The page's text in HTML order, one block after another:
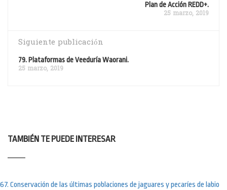
Plan de Acción REDD+.
25 marzo, 2019
Siguiente publicación
79. Plataformas de Veeduría Waorani.
25 marzo, 2019
TAMBIÉN TE PUEDE INTERESAR
67. Conservación de las últimas poblaciones de jaguares y pecaríes de labio